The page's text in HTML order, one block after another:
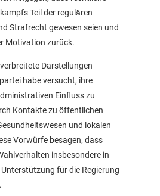
Teil der regulären
Strafrecht gewesen seien und
Motivation zurück.
Darstellungen
habe versucht, ihre
Einfluss zu
Kontakte zu öffentlichen
und lokalen
Vorwürfe besagen, dass
insbesondere in
für die Regierung